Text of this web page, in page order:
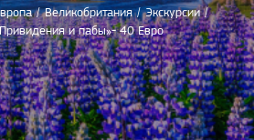
/ Великобритания / Экскурсии /
и пабы»- 40 Евро